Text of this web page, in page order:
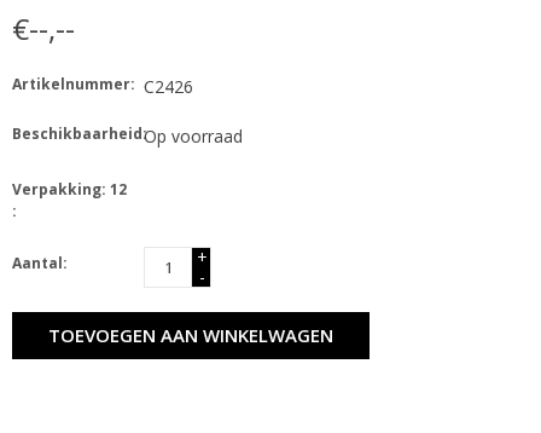
€--,--
Artikelnummer: C2426
Beschikbaarheid:Op voorraad
Verpakking: 12
:
Aantal:
+
-
TOEVOEGEN AAN WINKELWAGEN